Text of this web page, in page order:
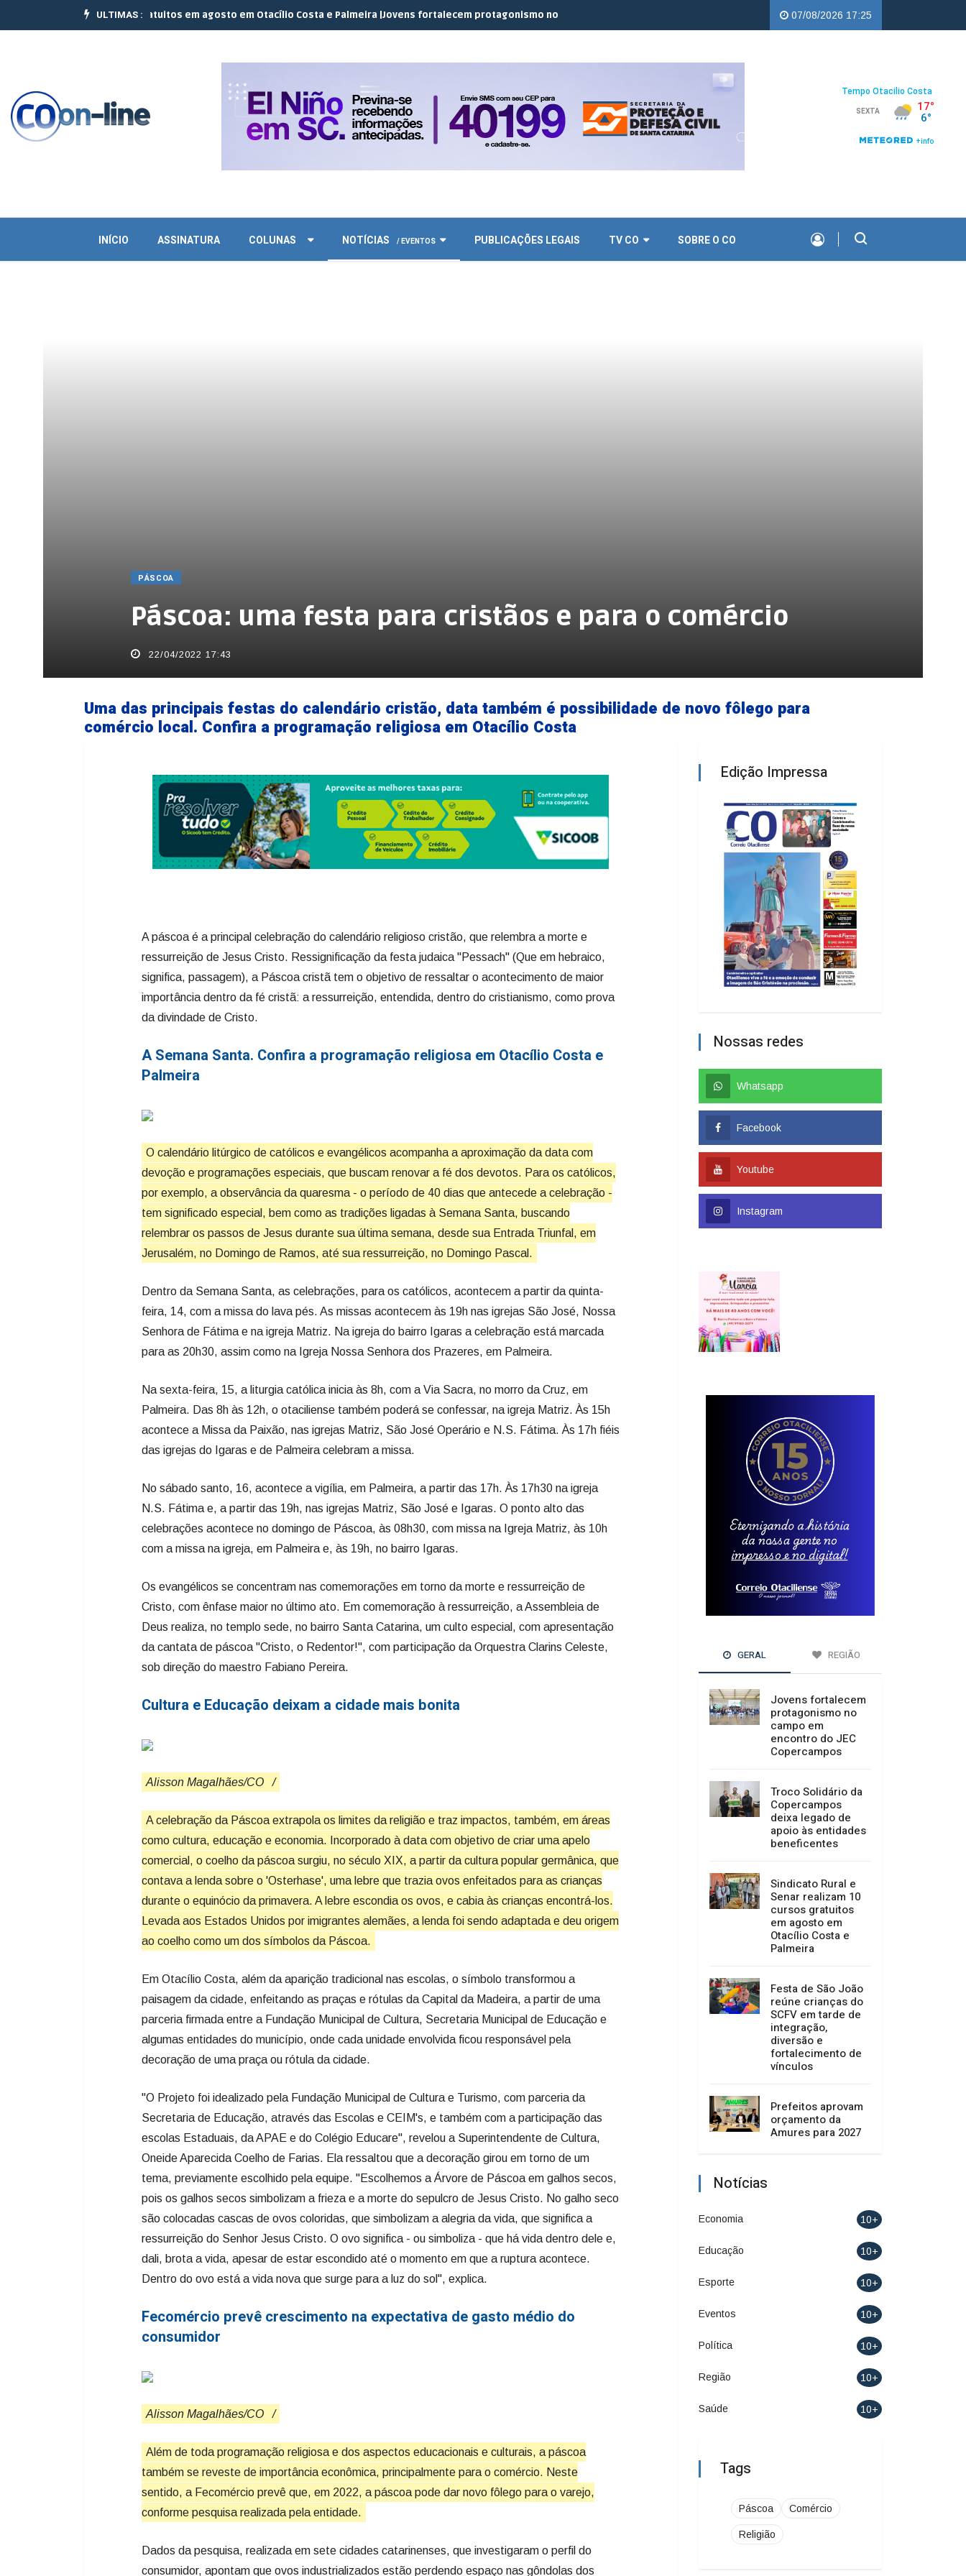
ULTIMAS :
10 cursos gratuitos em agosto em Otacílio Costa e Palmeira |Jovens fortalecem protagonismo no campo em encontro do JEC Copercampos | Troco Solidário da Copercampos deixa legado
07/08/2026 17:25
INÍCIO ASSINATURA COLUNAS NOTÍCIAS / EVENTOS PUBLICAÇÕES LEGAIS TV CO SOBRE O CO
PÁSCOA
Páscoa: uma festa para cristãos e para o comércio
22/04/2022 17:43
Uma das principais festas do calendário cristão, data também é possibilidade de novo fôlego para
comércio local. Confira a programação religiosa em Otacílio Costa
A páscoa é a principal celebração do calendário religioso cristão, que relembra a morte e
ressurreição de Jesus Cristo. Ressignificação da festa judaica "Pessach" (Que em hebraico,
significa, passagem), a Páscoa cristã tem o objetivo de ressaltar o acontecimento de maior
importância dentro da fé cristã: a ressurreição, entendida, dentro do cristianismo, como prova
da divindade de Cristo.
A Semana Santa. Confira a programação religiosa em Otacílio Costa e
Palmeira
O calendário litúrgico de católicos e evangélicos acompanha a aproximação da data com
devoção e programações especiais, que buscam renovar a fé dos devotos. Para os católicos,
por exemplo, a observância da quaresma - o período de 40 dias que antecede a celebração -
tem significado especial, bem como as tradições ligadas à Semana Santa, buscando
relembrar os passos de Jesus durante sua última semana, desde sua Entrada Triunfal, em
Jerusalém, no Domingo de Ramos, até sua ressurreição, no Domingo Pascal.
Dentro da Semana Santa, as celebrações, para os católicos, acontecem a partir da quinta-
feira, 14, com a missa do lava pés. As missas acontecem às 19h nas igrejas São José, Nossa
Senhora de Fátima e na igreja Matriz. Na igreja do bairro Igaras a celebração está marcada
para as 20h30, assim como na Igreja Nossa Senhora dos Prazeres, em Palmeira.
Na sexta-feira, 15, a liturgia católica inicia às 8h, com a Via Sacra, no morro da Cruz, em
Palmeira. Das 8h às 12h, o otaciliense também poderá se confessar, na igreja Matriz. Às 15h
acontece a Missa da Paixão, nas igrejas Matriz, São José Operário e N.S. Fátima. Às 17h fiéis
das igrejas do Igaras e de Palmeira celebram a missa.
No sábado santo, 16, acontece a vigília, em Palmeira, a partir das 17h. Às 17h30 na igreja
N.S. Fátima e, a partir das 19h, nas igrejas Matriz, São José e Igaras. O ponto alto das
celebrações acontece no domingo de Páscoa, às 08h30, com missa na Igreja Matriz, às 10h
com a missa na igreja, em Palmeira e, às 19h, no bairro Igaras.
Os evangélicos se concentram nas comemorações em torno da morte e ressurreição de
Cristo, com ênfase maior no último ato. Em comemoração à ressurreição, a Assembleia de
Deus realiza, no templo sede, no bairro Santa Catarina, um culto especial, com apresentação
da cantata de páscoa "Cristo, o Redentor!", com participação da Orquestra Clarins Celeste,
sob direção do maestro Fabiano Pereira.
Cultura e Educação deixam a cidade mais bonita
Alisson Magalhães/CO /
A celebração da Páscoa extrapola os limites da religião e traz impactos, também, em áreas
como cultura, educação e economia. Incorporado à data com objetivo de criar uma apelo
comercial, o coelho da páscoa surgiu, no século XIX, a partir da cultura popular germânica, que
contava a lenda sobre o 'Osterhase', uma lebre que trazia ovos enfeitados para as crianças
durante o equinócio da primavera. A lebre escondia os ovos, e cabia às crianças encontrá-los.
Levada aos Estados Unidos por imigrantes alemães, a lenda foi sendo adaptada e deu origem
ao coelho como um dos símbolos da Páscoa.
Em Otacílio Costa, além da aparição tradicional nas escolas, o símbolo transformou a
paisagem da cidade, enfeitando as praças e rótulas da Capital da Madeira, a partir de uma
parceria firmada entre a Fundação Municipal de Cultura, Secretaria Municipal de Educação e
algumas entidades do município, onde cada unidade envolvida ficou responsável pela
decoração de uma praça ou rótula da cidade.
"O Projeto foi idealizado pela Fundação Municipal de Cultura e Turismo, com parceria da
Secretaria de Educação, através das Escolas e CEIM's, e também com a participação das
escolas Estaduais, da APAE e do Colégio Educare", revelou a Superintendente de Cultura,
Oneide Aparecida Coelho de Farias. Ela ressaltou que a decoração girou em torno de um
tema, previamente escolhido pela equipe. "Escolhemos a Árvore de Páscoa em galhos secos,
pois os galhos secos simbolizam a frieza e a morte do sepulcro de Jesus Cristo. No galho seco
são colocadas cascas de ovos coloridas, que simbolizam a alegria da vida, que significa a
ressurreição do Senhor Jesus Cristo. O ovo significa - ou simboliza - que há vida dentro dele e,
dali, brota a vida, apesar de estar escondido até o momento em que a ruptura acontece.
Dentro do ovo está a vida nova que surge para a luz do sol", explica.
Fecomércio prevê crescimento na expectativa de gasto médio do
consumidor
Alisson Magalhães/CO /
Além de toda programação religiosa e dos aspectos educacionais e culturais, a páscoa
também se reveste de importância econômica, principalmente para o comércio. Neste
sentido, a Fecomércio prevê que, em 2022, a páscoa pode dar novo fôlego para o varejo,
conforme pesquisa realizada pela entidade.
Dados da pesquisa, realizada em sete cidades catarinenses, que investigaram o perfil do
consumidor, apontam que ovos industrializados estão perdendo espaço nas gôndolas dos
Edição Impressa
Nossas redes
Whatsapp
Facebook
Youtube
Instagram
GERAL REGIÃO
Jovens fortalecem
protagonismo no
campo em
encontro do JEC
Copercampos
Troco Solidário da
Copercampos
deixa legado de
apoio às entidades
beneficentes
Sindicato Rural e
Senar realizam 10
cursos gratuitos
em agosto em
Otacílio Costa e
Palmeira
Festa de São João
reúne crianças do
SCFV em tarde de
integração,
diversão e
fortalecimento de
vínculos
Prefeitos aprovam
orçamento da
Amures para 2027
Notícias
Economia 10+
Educação 10+
Esporte 10+
Eventos 10+
Política 10+
Região 10+
Saúde 10+
Tags
Páscoa Comércio
Religião